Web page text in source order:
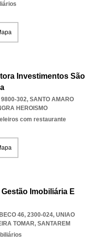
Investimentos São
9800-302, SANTO AMARO
HEROISMO
com restaurante
Imobiliária E
46, 2300-024, UNIAO
TOMAR, SANTAREM